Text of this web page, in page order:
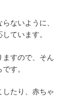
ないように、
ています。
ますので、そん
す。
したり、赤ちゃ